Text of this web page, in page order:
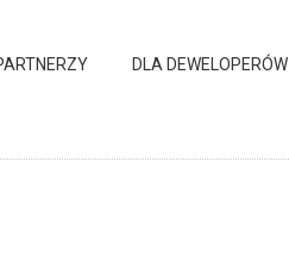
DLA DEWELOPERÓW